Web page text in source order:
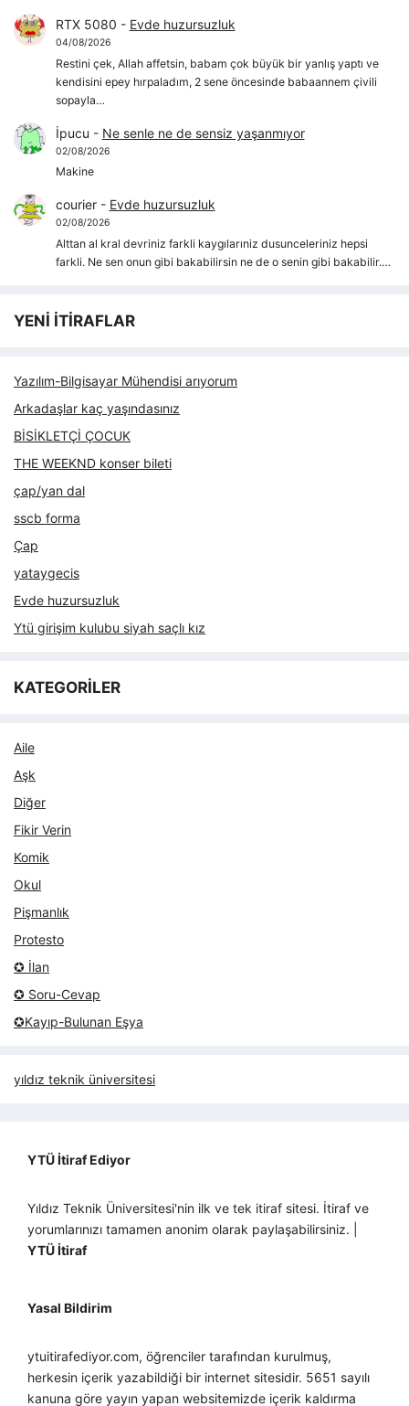
RTX 5080 - Evde huzursuzluk
04/08/2026
Restini çek, Allah affetsin, babam çok büyük bir yanlış yaptı ve
kendisini epey hırpaladım, 2 sene öncesinde babaannem çivili
sopayla…
İpucu - Ne senle ne de sensiz yaşanmıyor
02/08/2026
Makine
courier- Evde huzursuzluk
02/08/2026
Alttan al kral devriniz farkli kaygılarıniz dusunceleriniz hepsi
farkli. Ne sen onun gibi bakabilirsin ne de o senin gibi bakabilir.…
YENİ İTİRAFLAR
Yazılım-Bilgisayar Mühendisi arıyorum
Arkadaşlar kaç yaşındasınız
BİSİKLETÇİ ÇOCUK
THE WEEKND konser bileti
çap/yan dal
sscb forma
Çap
yataygecis
Evde huzursuzluk
Ytü girişim kulubu siyah saçlı kız
KATEGORİLER
Aile
Aşk
Diğer
Fikir Verin
Komik
Okul
Pişmanlık
Protesto
✪ İlan
✪ Soru-Cevap
✪Kayıp-Bulunan Eşya
yıldız teknik üniversitesi
YTÜ İtiraf Ediyor
Yıldız Teknik Üniversitesi'nin ilk ve tek itiraf sitesi. İtiraf ve
yorumlarınızı tamamen anonim olarak paylaşabilirsiniz. |
YTÜ İtiraf
Yasal Bildirim
ytuitirafediyor.com, öğrenciler tarafından kurulmuş,
herkesin içerik yazabildiği bir internet sitesidir. 5651 sayılı
kanuna göre yayın yapan websitemizde içerik kaldırma